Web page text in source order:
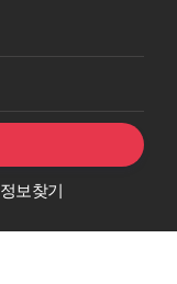
정보찾기